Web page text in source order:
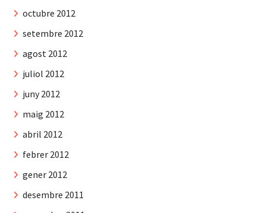
octubre 2012
setembre 2012
agost 2012
juliol 2012
juny 2012
maig 2012
abril 2012
febrer 2012
gener 2012
desembre 2011